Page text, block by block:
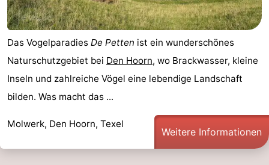
Das Vogelparadies De Petten ist ein wunderschönes
Naturschutzgebiet bei Den Hoorn, wo Brackwasser, kleine
Inseln und zahlreiche Vögel eine lebendige Landschaft
bilden. Was macht das ...
Molwerk, Den Hoorn, Texel
Weitere Informationen